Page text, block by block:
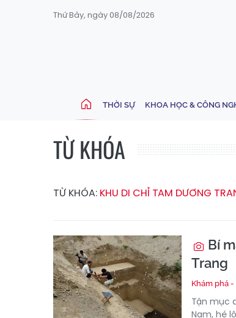
Thứ Bảy, ngày 08/08/2026
THỜI SỰ KHOA HỌC & CÔNG
TỪ KHÓA
TỪ KHÓA: KHU DI CHỈ TAM DƯƠNG
Bí
Trang
Khám phá
Tận mục
Nam, hé